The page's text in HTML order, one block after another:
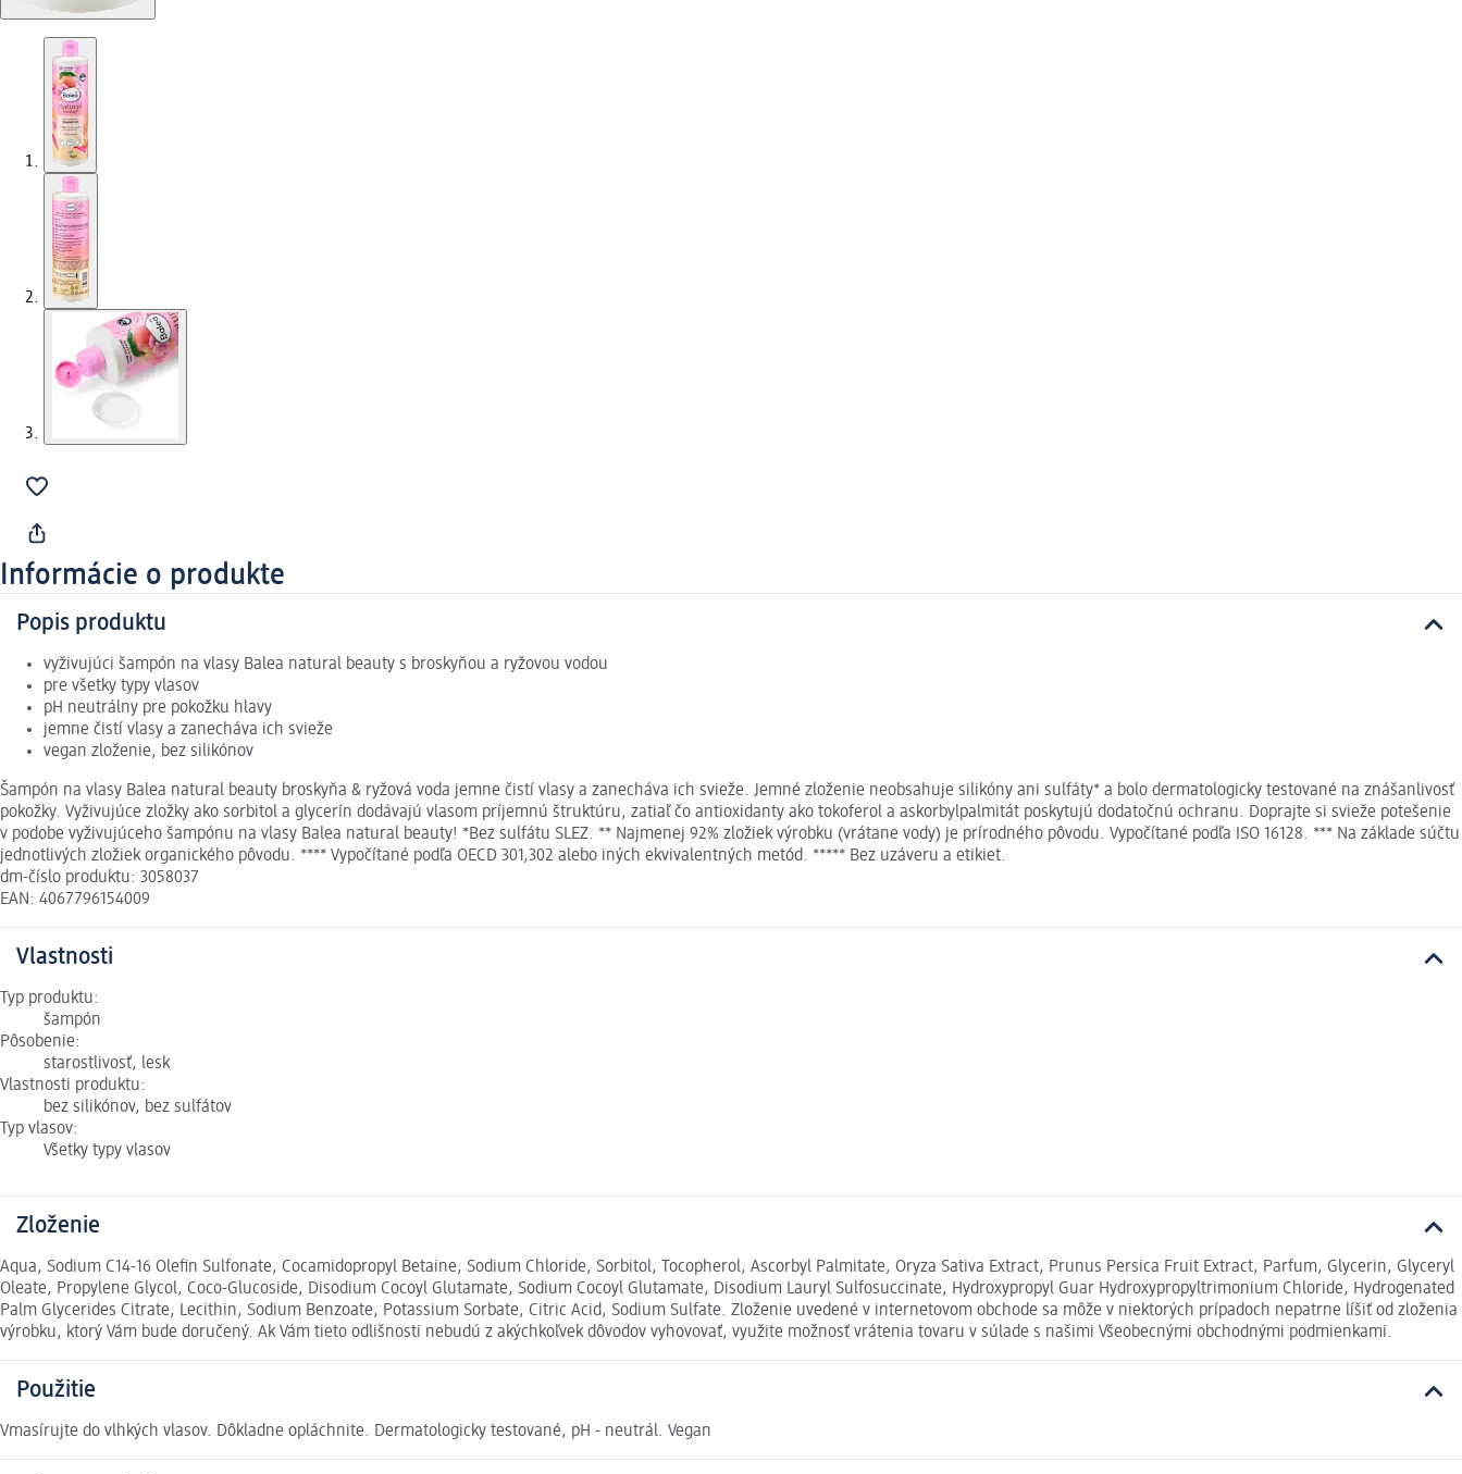
Informácie o produkte
Popis produktu
vyživujúci šampón na vlasy Balea natural beauty s broskyňou a ryžovou vodou
pre všetky typy vlasov
pH neutrálny pre pokožku hlavy
jemne čistí vlasy a zanecháva ich svieže
vegan zloženie, bez silikónov
Šampón na vlasy Balea natural beauty broskyňa & ryžová voda jemne čistí vlasy a zanecháva ich svieže. Jemné zloženie neobsahuje silikóny ani sulfáty* a bolo dermatologicky testované na znášanlivosť
pokožky. Vyživujúce zložky ako sorbitol a glycerín dodávajú vlasom príjemnú štruktúru, zatiaľ čo antioxidanty ako tokoferol a askorbylpalmitát poskytujú dodatočnú ochranu. Doprajte si svieže potešenie
v podobe vyživujúceho šampónu na vlasy Balea natural beauty! *Bez sulfátu SLEZ. ** Najmenej 92% zložiek výrobku (vrátane vody) je prírodného pôvodu. Vypočítané podľa ISO 16128. *** Na základe súčtu
jednotlivých zložiek organického pôvodu. **** Vypočítané podľa OECD 301,302 alebo iných ekvivalentných metód. ***** Bez uzáveru a etikiet.
dm-číslo produktu: 3058037
EAN: 4067796154009
Vlastnosti
Typ produktu:
šampón
Pôsobenie:
starostlivosť, lesk
Vlastnosti produktu:
bez silikónov, bez sulfátov
Typ vlasov:
Všetky typy vlasov
Zloženie
Aqua, Sodium C14-16 Olefin Sulfonate, Cocamidopropyl Betaine, Sodium Chloride, Sorbitol, Tocopherol, Ascorbyl Palmitate, Oryza Sativa Extract, Prunus Persica Fruit Extract, Parfum, Glycerin, Glyceryl
Oleate, Propylene Glycol, Coco-Glucoside, Disodium Cocoyl Glutamate, Sodium Cocoyl Glutamate, Disodium Lauryl Sulfosuccinate, Hydroxypropyl Guar Hydroxypropyltrimonium Chloride, Hydrogenated
Palm Glycerides Citrate, Lecithin, Sodium Benzoate, Potassium Sorbate, Citric Acid, Sodium Sulfate. Zloženie uvedené v internetovom obchode sa môže v niektorých prípadoch nepatrne líšiť od zloženia
výrobku, ktorý Vám bude doručený. Ak Vám tieto odlišnosti nebudú z akýchkoľvek dôvodov vyhovovať, využite možnosť vrátenia tovaru v súlade s našimi Všeobecnými obchodnými podmienkami.
Použitie
Vmasírujte do vlhkých vlasov. Dôkladne opláchnite. Dermatologicky testované, pH - neutrál. Vegan